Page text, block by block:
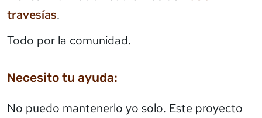
travesías.
Todo por la comunidad.
Necesito tu ayuda:
No puedo mantenerlo yo solo. Este proyecto